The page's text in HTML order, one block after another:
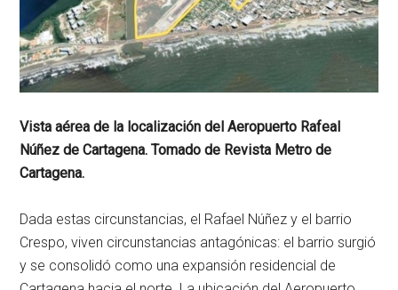
Vista aérea de la localización del Aeropuerto Rafeal
Núñez de Cartagena. Tomado de Revista Metro de
Cartagena.
Dada estas circunstancias, el Rafael Núñez y el barrio
Crespo, viven circunstancias antagónicas: el barrio surgió
y se consolidó como una expansión residencial de